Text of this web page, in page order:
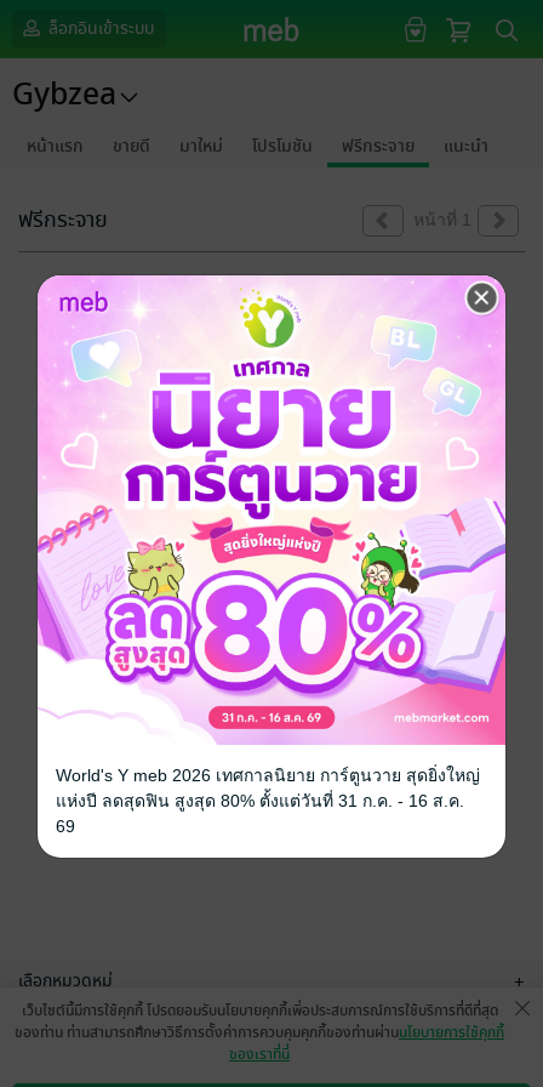
ล็อกอินเข้าระบบ
Gybzea
หน้าแรก ขายดี มาใหม่ โปรโมชัน ฟรีกระจาย แนะนำ
ฟรีกระจาย หน้าที่ 1
ขออภัยด้วยนะคะ
ไม่พบข้อมูลในหัวข้อที่คุณกำลังชมค่ะ
เลือกหมวดหมู่ +
บริการช่วยเหลือ
เว็บไซต์นี้มีการใช้คุกกี้ โปรดยอมรับนโยบายคุกกี้เพื่อประสบการณ์การใช้บริการที่ดีที่สุด
ของท่าน ท่านสามารถศึกษาวิธีการตั้งค่าการควบคุมคุกกี้ของท่านผ่านนโยบายการใช้คุกกี้
ของเราที่นี่
World's Y meb 2026 เทศกาลนิยาย การ์ตูนวาย สุดยิ่งใหญ่
แห่งปี ลดสุดฟิน สูงสุด 80% ตั้งแต่วันที่ 31 ก.ค. - 16 ส.ค.
69